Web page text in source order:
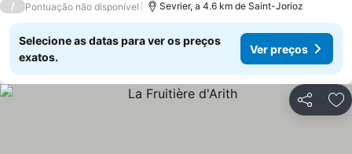
/ Pontuação não disponível Sevrier, a 4.6 km de Saint-Jorioz
Selecione as datas para ver os preços
exatos.
Ver preços
Partilhar